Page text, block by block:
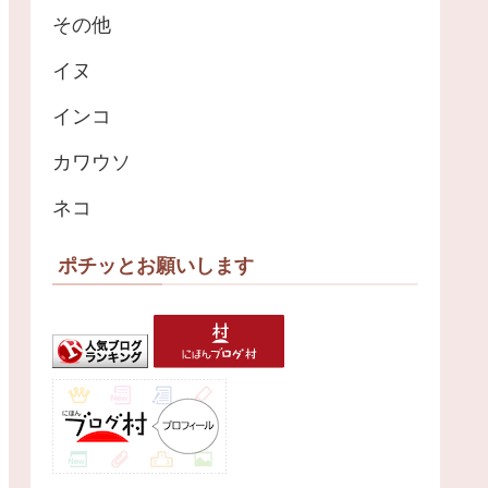
その他
イヌ
インコ
カワウソ
ネコ
ポチッとお願いします